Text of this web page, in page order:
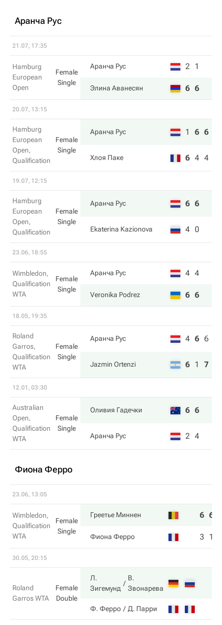
Аранча Рус
21.07, 17:35
Hamburg
European
Open
Female
Single
Аранча Рус 2 1
Элина Аванесян 6 6
20.07, 13:15
Hamburg
European
Open,
Qualification
Female
Single
Аранча Рус 1 6 6
Хлоя Паке 6 4 4
19.07, 12:15
Hamburg
European
Open,
Qualification
Female
Single
Аранча Рус 6 6
Ekaterina Kazionova 4 0
23.06, 18:55
Wimbledon,
Qualification
WTA
Female
Single
Аранча Рус 4 4
Veronika Podrez 6 6
18.05, 19:35
Roland
Garros,
Qualification
WTA
Female
Single
Аранча Рус 4 6 6
Jazmin Ortenzi 6 1 7
12.01, 03:30
Australian
Open,
Qualification
WTA
Female
Single
Оливия Гадечки 6 6
Аранча Рус 2 4
Фиона Ферро
23.06, 13:05
Wimbledon,
Qualification
WTA
Female
Single
Греетье Миннен 6 6
Фиона Ферро 3 1
30.05, 20:15
Roland
Garros WTA
Female
Double
Л.
Зигемунд
В.
Звонарева
Ф. Ферро Д. Парри